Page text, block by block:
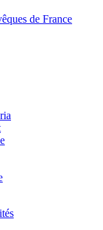
de France